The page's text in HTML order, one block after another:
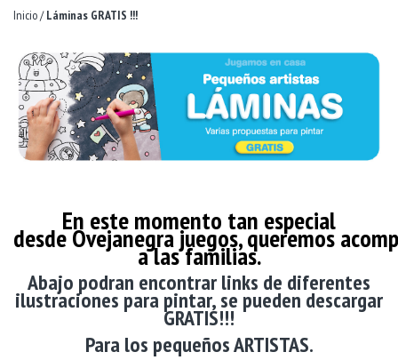
Inicio/ Láminas GRATIS !!!
En este momento tan especial
desdeOvejanegrajuegos, queremos
a las familias.
Abajo podran encontrar links de diferentes
ilustraciones para pintar, se pueden descargar
GRATIS!!!
Para los pequeños ARTISTAS.